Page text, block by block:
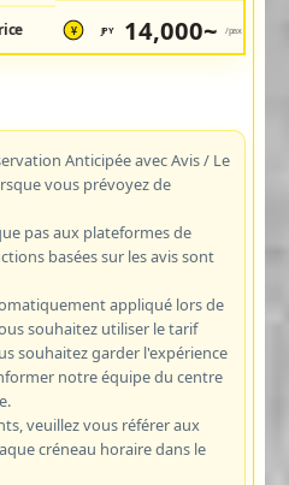
¥ JPY 14,000~ /pax
Anticipée avec Avis / Le
vous prévoyez de
pas aux plateformes de
basées sur les avis sont
appliqué lors de
souhaitez utiliser le tarif
souhaitez garder l'expérience
notre équipe du centre
veuillez vous référer aux
créneau horaire dans le